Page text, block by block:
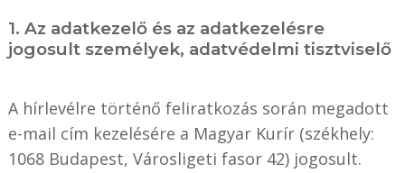
1. Az adatkezelő és az adatkezelésre
jogosult személyek, adatvédelmi tisztviselő
A hírlevélre történő feliratkozás során megadott
e-mail cím kezelésére a Magyar Kurír (székhely:
1068 Budapest, Városligeti fasor 42) jogosult.